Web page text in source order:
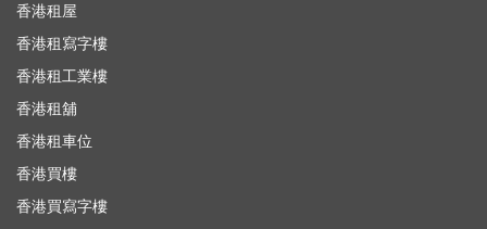
香港租屋
香港租寫字樓
香港租工業樓
香港租舖
香港租車位
香港買樓
香港買寫字樓